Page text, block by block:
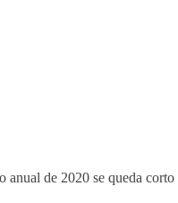
anual de 2020 se queda corto